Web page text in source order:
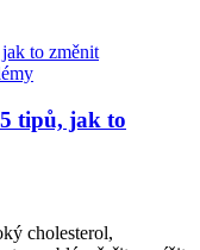
5 tipů, jak to
cholesterol,